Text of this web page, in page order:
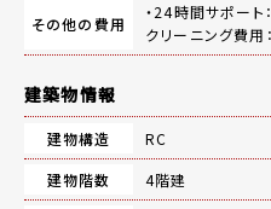
その他の費用
・24時間サポー
クリーニング費
建築物情報
建物構造
RC
建物階数
4階建